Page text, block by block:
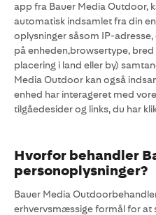
app fra Bauer Media Outdoor,
automatisk indsamlet fra din
oplysninger såsom IP-
på enheden,browsertype,
placering i land eller by)
Media Outdoor kan også
enhed har interageret med
tilgåedesider og links, du har
Hvorfor behandler
personoplysninger?
Bauer Media
erhvervsmæssige formål for at